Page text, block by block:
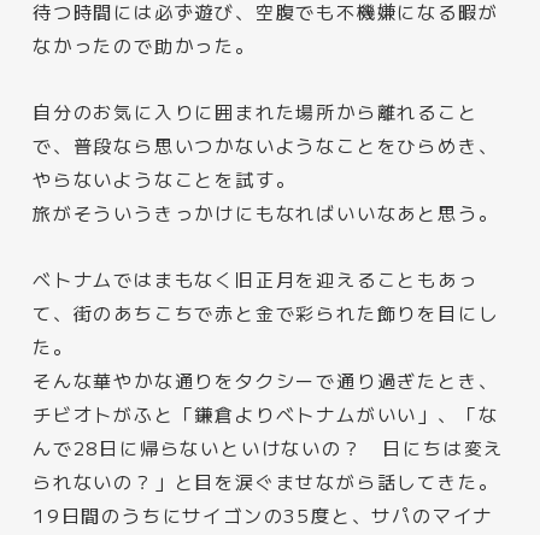
待つ時間には必ず遊び、空腹でも不機嫌になる暇が
なかったので助かった。
自分のお気に入りに囲まれた場所から離れること
で、普段なら思いつかないようなことをひらめき、
やらないようなことを試す。
旅がそういうきっかけにもなればいいなあと思う。
ベトナムではまもなく旧正月を迎えることもあっ
て、街のあちこちで赤と金で彩られた飾りを目にし
た。
そんな華やかな通りをタクシーで通り過ぎたとき、
チビオトがふと「鎌倉よりベトナムがいい」、「な
んで28日に帰らないといけないの？ 日にちは変え
られないの？」と目を涙ぐませながら話してきた。
19日間のうちにサイゴンの35度と、サパのマイナ